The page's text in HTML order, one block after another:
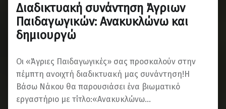
Διαδικτυακή συνάντηση Άγριων
Παιδαγωγικών: Ανακυκλώνω και
δημιουργώ
Οι «Άγριες Παιδαγωγικές» σας προσκαλούν στην
πέμπτη ανοιχτή διαδικτυακή μας συνάντηση!Η
Βάσω Νάκου θα παρουσιάσει ένα βιωματικό
εργαστήριο με τίτλο:«Ανακυκλώνω…